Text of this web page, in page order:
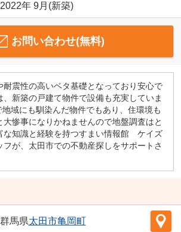
2022年 9月(新築)
お問い合わせ(無料)
耐震性の高いベタ基礎となっており安心で
新築の戸建て物件で設備も充実していま
域にも馴染んだ物件でもあり、住環境も
大惨事になりかねませんので地盤調査はと
な知識と経験を持つすまい情報館 ケイズ
フが、太田市での不動産探しをサポートさ
群馬県太田市亀岡町